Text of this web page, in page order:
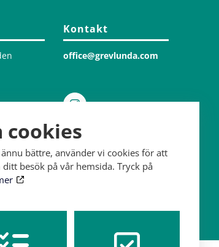
Kontakt
office@grevlunda.com
bättre, använder vi cookies för att
besök på vår hemsida. Tryck på